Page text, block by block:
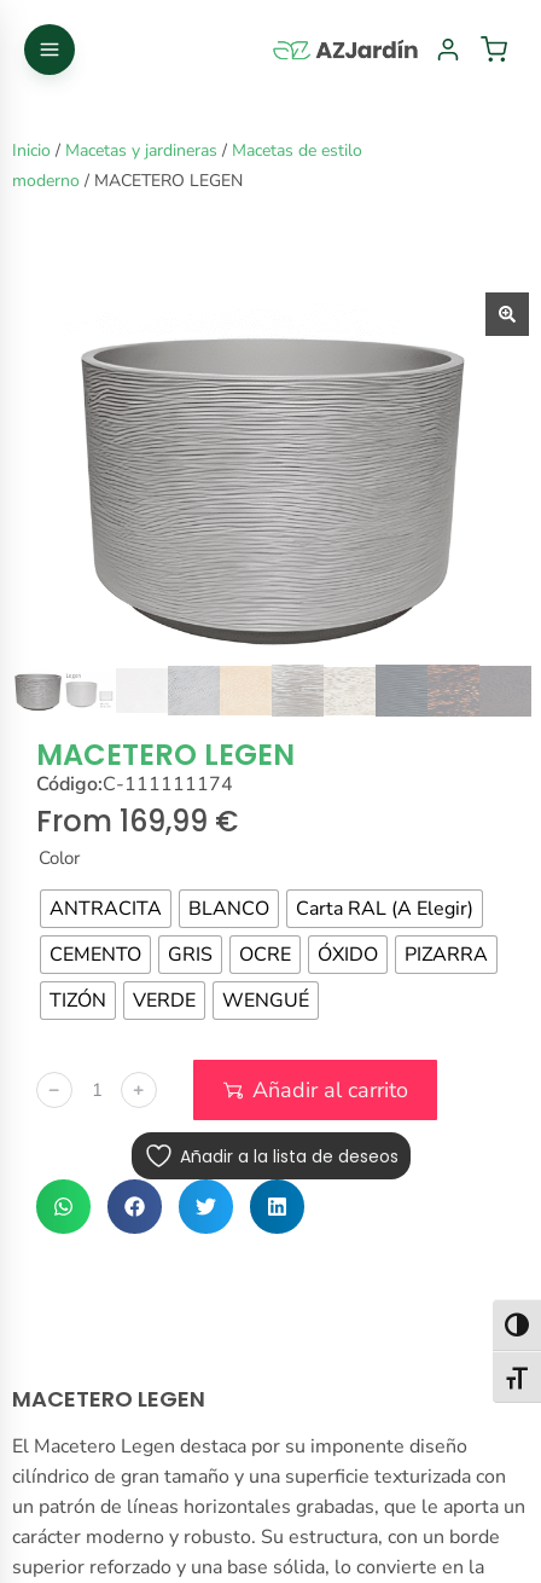
Inicio / Macetas y jardineras / Macetas de estilo
moderno / MACETERO LEGEN
MACETERO LEGEN
Código:C-111111174
From 169,99 €
Color
ANTRACITA BLANCO
Carta RAL (A Elegir)
CEMENTO
GRIS OCRE ÓXIDO
PIZARRA
TIZÓN
VERDE WENGUÉ
﹣ ﹢ Añadir al carrito
Añadir a la lista de deseos
MACETERO LEGEN
El Macetero Legen destaca por su imponente diseño
cilíndrico de gran tamaño y una superficie texturizada con
un patrón de líneas horizontales grabadas, que le aporta un
carácter moderno y robusto. Su estructura, con un borde
superior reforzado y una base sólida, lo convierte en la